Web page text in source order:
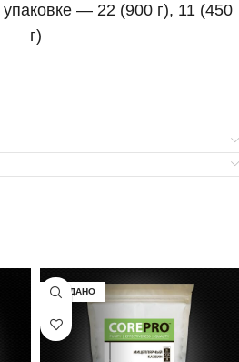
— 22 (900 г), 11 (450
г)
ПРОДАНО